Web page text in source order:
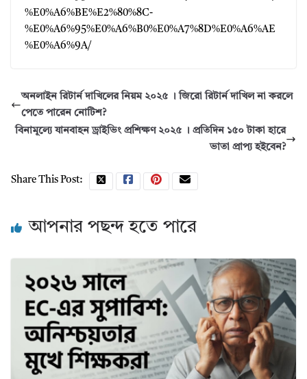
%E0%A6%BE%E2%80%8C-
%E0%A6%95%E0%A6%B0%E0%A7%8D%E0%A6%AE
%E0%A6%9A/
অনলাইন রিটার্ন দাখিলের নিয়ম ২০২৫ । জিরো রিটার্ন দাখিল না করলে
পেতে পারেন নোটিশ?
বিনামূল্যে যানবাহন ড্রাইভিং প্রশিক্ষণ ২০২৫ । প্রতিদিন ১৫০ টাকা হারে
ভাতা প্রাপ্য হইবেন?
Share This Post:
আপনার পছন্দ হতে পারে